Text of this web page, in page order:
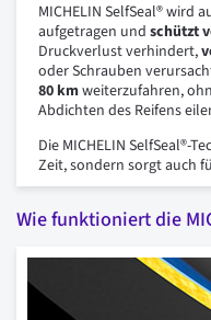
MICHELIN SelfSeal® wird
aufgetragen und schützt
Druckverlust verhindert,
oder Schrauben
80 kmweiterzufahren,
Abdichten des Reifens
Die MICHELIN SelfSeal®-
Zeit, sondern sorgt auch
Wie funktioniert die